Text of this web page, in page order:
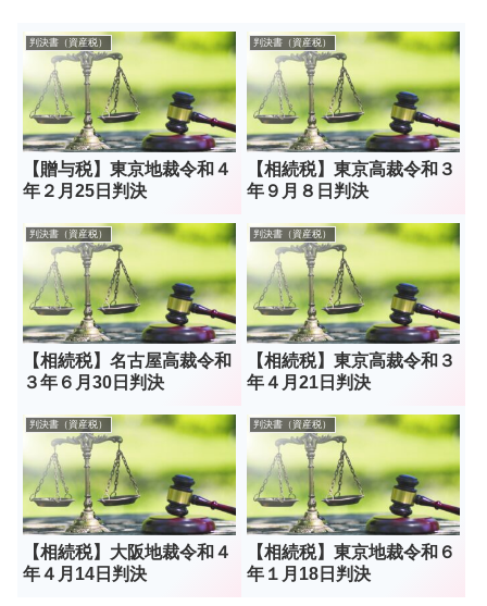
判決書（資産税）
【贈与税】東京地裁令和４
年２月25日判決
判決書（資産税）
【相続税】東京高裁令和３
年９月８日判決
判決書（資産税）
【相続税】名古屋高裁令和
３年６月30日判決
判決書（資産税）
【相続税】東京高裁令和３
年４月21日判決
判決書（資産税）
【相続税】大阪地裁令和４
年４月14日判決
判決書（資産税）
【相続税】東京地裁令和６
年１月18日判決